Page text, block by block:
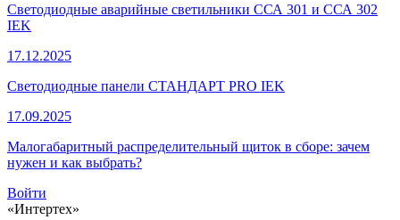
Светодиодные аварийные светильники ССА 301 и ССА 302
IEK
17.12.2025
Светодиодные панели СТАНДАРТ PRO IEK
17.09.2025
Малогабаритный распределительный щиток в сборе: зачем
нужен и как выбрать?
Войти
«Интертех»